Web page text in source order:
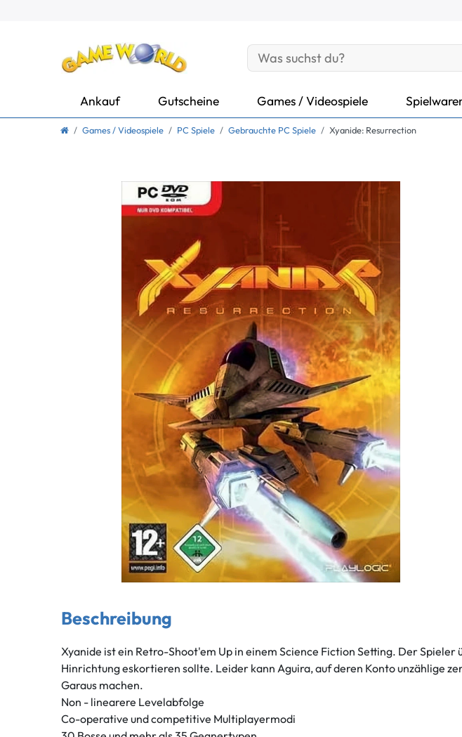
Ankauf Gutscheine Games / Videospiele
Games / Videospiele PC Spiele Gebrauchte PC Spiele Xyanide: Resurrection
Beschreibung
Xyanide ist ein Retro-Shoot'em Up in einem Science Fiction Setting. Der
Hinrichtung eskortieren sollte. Leider kann Aguira, auf deren Konto unzählige
Garaus machen.
Non - linearere Levelabfolge
Co-operative und competitive Multiplayermodi